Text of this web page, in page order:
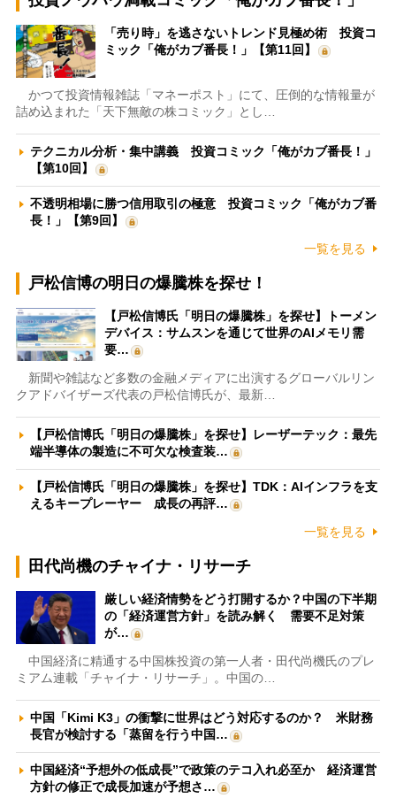
「売り時」を逃さないトレンド見極め術 投資コ
ミック「俺がカブ番長！」【第11回】
かつて投資情報雑誌「マネーポスト」にて、圧倒的な情報量が
詰め込まれた「天下無敵の株コミック」とし…
テクニカル分析・集中講義 投資コミック「俺がカブ番長！」
【第10回】
不透明相場に勝つ信用取引の極意 投資コミック「俺がカブ番
長！」【第9回】
一覧を見る
戸松信博の明日の爆騰株を探せ！
【戸松信博氏「明日の爆騰株」を探せ】トーメン
デバイス：サムスンを通じて世界のAIメモリ需
要…
新聞や雑誌など多数の金融メディアに出演するグローバルリン
クアドバイザーズ代表の戸松信博氏が、最新…
【戸松信博氏「明日の爆騰株」を探せ】レーザーテック：最先
端半導体の製造に不可欠な検査装…
【戸松信博氏「明日の爆騰株」を探せ】TDK：AIインフラを支
えるキープレーヤー 成長の再評…
一覧を見る
田代尚機のチャイナ・リサーチ
厳しい経済情勢をどう打開するか？中国の下半期
の「経済運営方針」を読み解く 需要不足対策
が…
中国経済に精通する中国株投資の第一人者・田代尚機氏のプレ
ミアム連載「チャイナ・リサーチ」。中国の…
中国「Kimi K3」の衝撃に世界はどう対応するのか？ 米財務
長官が検討する「蒸留を行う中国…
中国経済“予想外の低成長”で政策のテコ入れ必至か 経済運営
方針の修正で成長加速が予想さ…